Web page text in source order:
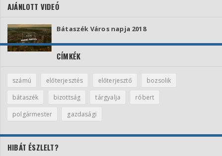
AJÁNLOTT VIDEÓ
Bátaszék Város napja 2018
CÍMKÉK
számú előterjesztés előterjesztő
bozsolik
bátaszék
bizottság tárgyalja
róbert
polgármester
gazdasági
HIBÁT ÉSZLELT?